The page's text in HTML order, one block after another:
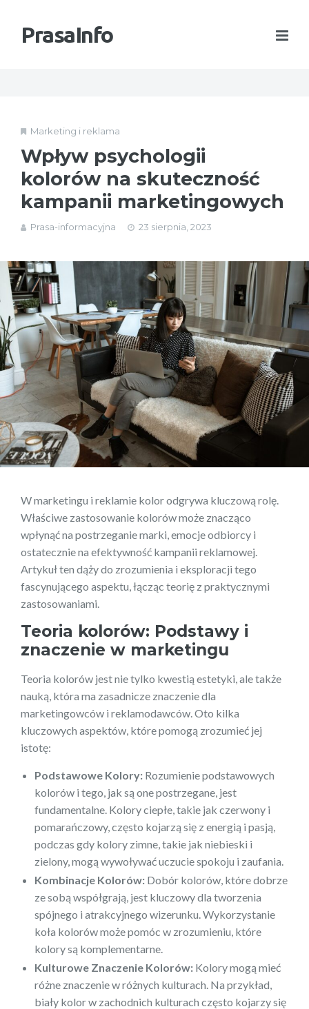
PrasaInfo
Marketing i reklama
Wpływ psychologii
kolorów na skuteczność
kampanii marketingowych
Prasa-informacyjna 23 sierpnia, 2023
W marketingu i reklamie kolor odgrywa kluczową rolę.
Właściwe zastosowanie kolorów może znacząco
wpłynąć na postrzeganie marki, emocje odbiorcy i
ostatecznie na efektywność kampanii reklamowej.
Artykuł ten dąży do zrozumienia i eksploracji tego
fascynującego aspektu, łącząc teorię z praktycznymi
zastosowaniami.
Teoria kolorów: Podstawy i
znaczenie w marketingu
Teoria kolorów jest nie tylko kwestią estetyki, ale także
nauką, która ma zasadnicze znaczenie dla
marketingowców i reklamodawców. Oto kilka
kluczowych aspektów, które pomogą zrozumieć jej
istotę:
Podstawowe Kolory: Rozumienie podstawowych
kolorów i tego, jak są one postrzegane, jest
fundamentalne. Kolory ciepłe, takie jak czerwony i
pomarańczowy, często kojarzą się z energią i pasją,
podczas gdy kolory zimne, takie jak niebieski i
zielony, mogą wywoływać uczucie spokoju i zaufania.
Kombinacje Kolorów: Dobór kolorów, które dobrze
ze sobą współgrają, jest kluczowy dla tworzenia
spójnego i atrakcyjnego wizerunku. Wykorzystanie
koła kolorów może pomóc w zrozumieniu, które
kolory są komplementarne.
Kulturowe Znaczenie Kolorów: Kolory mogą mieć
różne znaczenie w różnych kulturach. Na przykład,
biały kolor w zachodnich kulturach często kojarzy się